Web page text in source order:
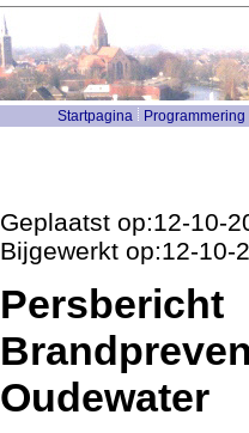
Startpagina Programmering
Geplaatst op:12-10-
Bijgewerkt op:12-10-
Persbericht
Oudewater